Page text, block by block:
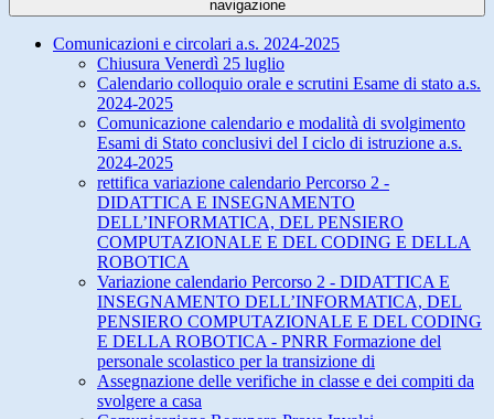
navigazione
Comunicazioni e circolari a.s. 2024-2025
Chiusura Venerdì 25 luglio
Calendario colloquio orale e scrutini Esame di stato a.s.
2024-2025
Comunicazione calendario e modalità di svolgimento
Esami di Stato conclusivi del I ciclo di istruzione a.s.
2024-2025
rettifica variazione calendario Percorso 2 -
DIDATTICA E INSEGNAMENTO
DELL’INFORMATICA, DEL PENSIERO
COMPUTAZIONALE E DEL CODING E DELLA
ROBOTICA
Variazione calendario Percorso 2 - DIDATTICA E
INSEGNAMENTO DELL’INFORMATICA, DEL
PENSIERO COMPUTAZIONALE E DEL CODING
E DELLA ROBOTICA - PNRR Formazione del
personale scolastico per la transizione di
Assegnazione delle verifiche in classe e dei compiti da
svolgere a casa